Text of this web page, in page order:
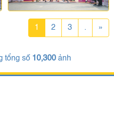
1 2 3 . »
tổng số 10,300 ảnh